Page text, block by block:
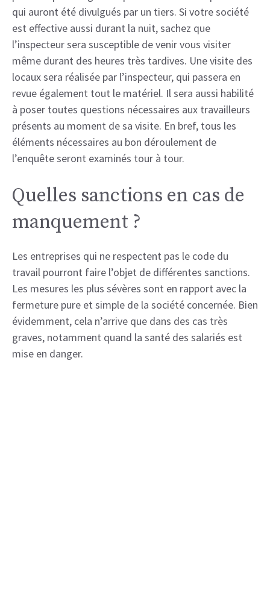
qui auront été divulgués par un tiers. Si votre société
est effective aussi durant la nuit, sachez que
l’inspecteur sera susceptible de venir vous visiter
même durant des heures très tardives. Une visite des
locaux sera réalisée par l’inspecteur, qui passera en
revue également tout le matériel. Il sera aussi habilité
à poser toutes questions nécessaires aux travailleurs
présents au moment de sa visite. En bref, tous les
éléments nécessaires au bon déroulement de
l’enquête seront examinés tour à tour.
Quelles sanctions en cas de
manquement ?
Les entreprises qui ne respectent pas le code du
travail pourront faire l’objet de différentes sanctions.
Les mesures les plus sévères sont en rapport avec la
fermeture pure et simple de la société concernée. Bien
évidemment, cela n’arrive que dans des cas très
graves, notamment quand la santé des salariés est
mise en danger.